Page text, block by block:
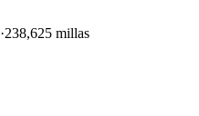
238,625 millas